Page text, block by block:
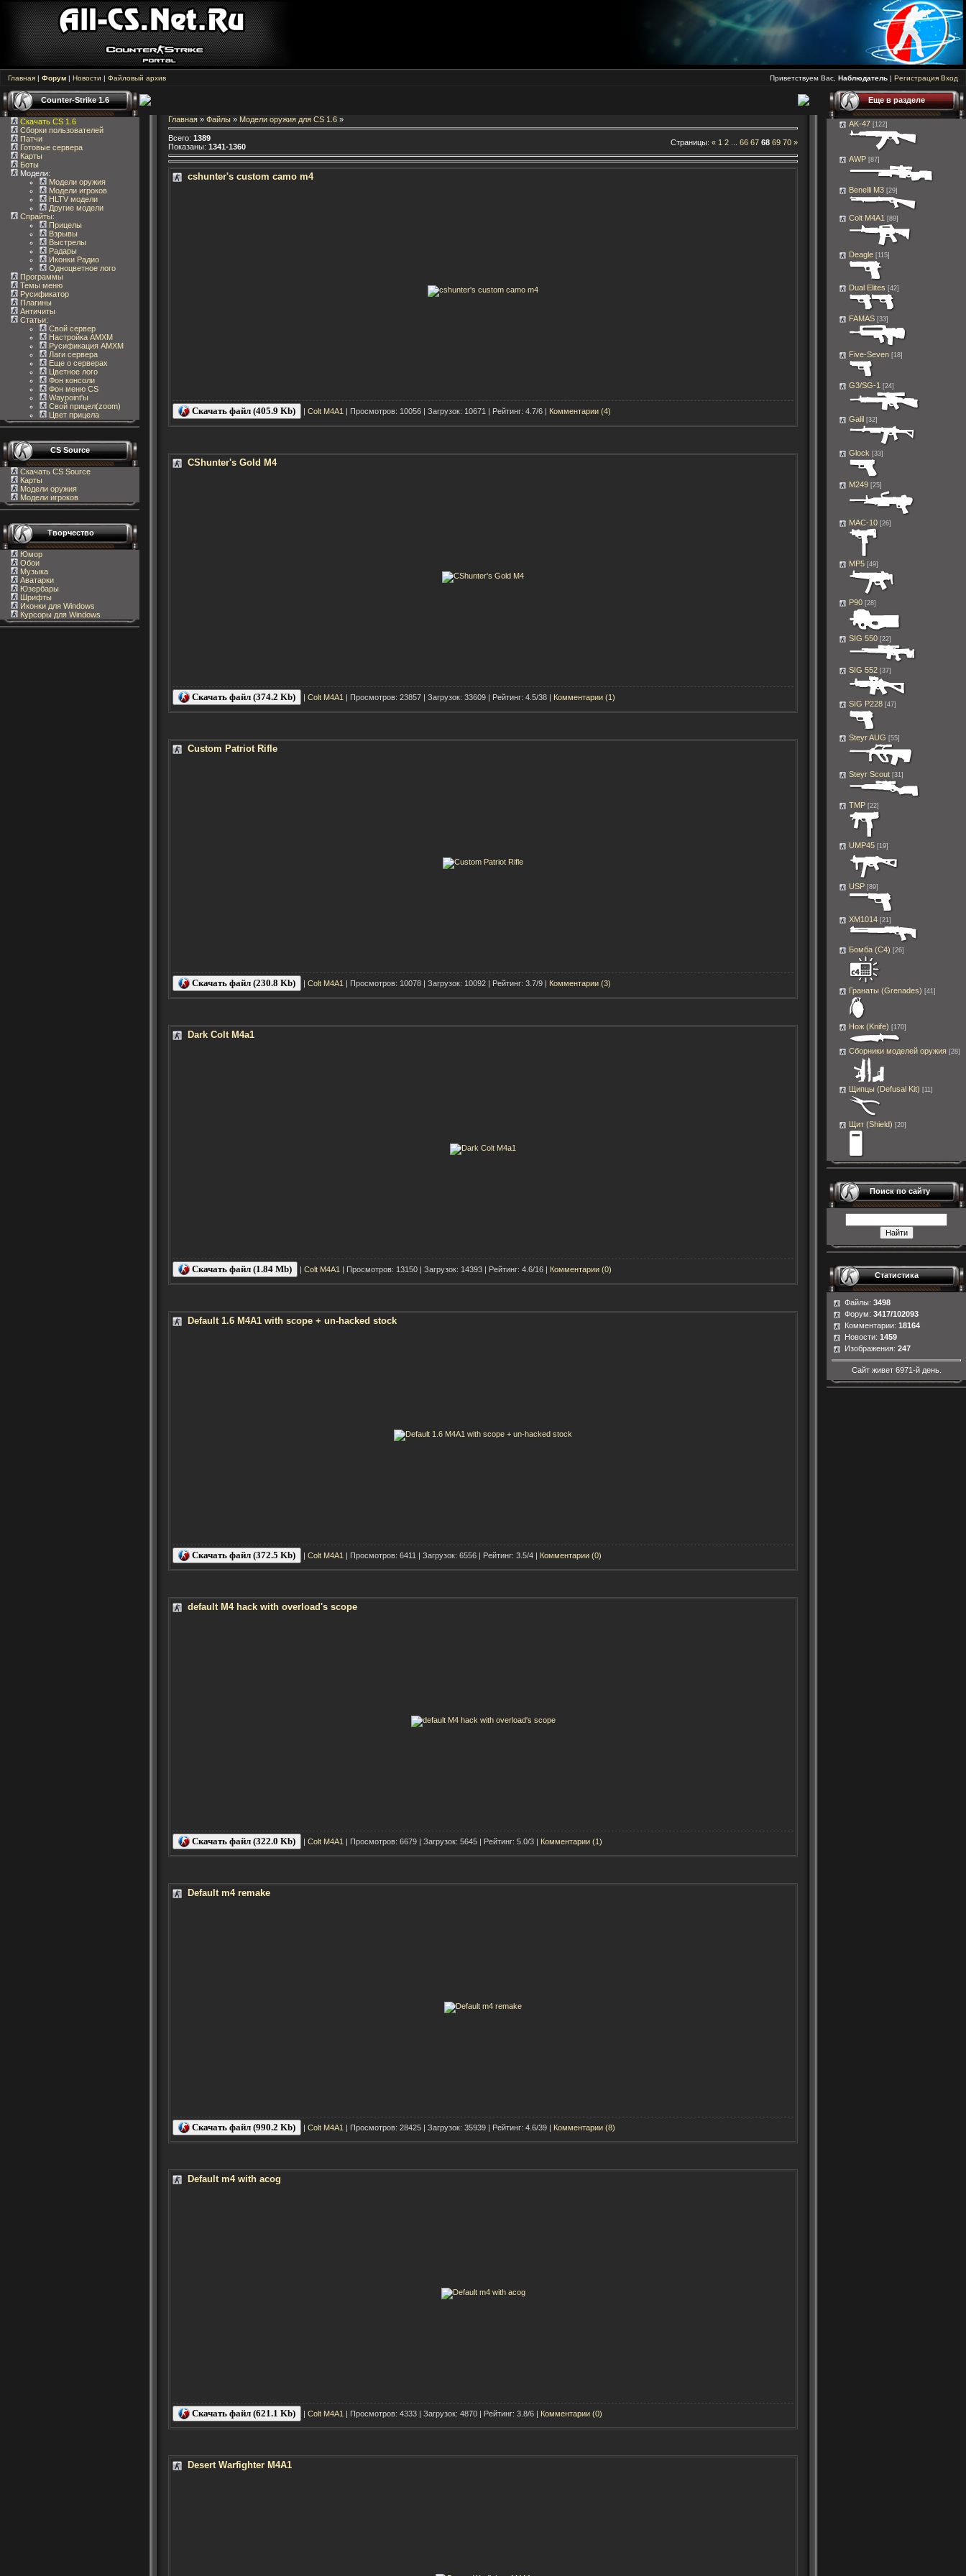
Главная | Форум | Новости | Файловый архив Приветствуем Вас, Наблюдатель | Регистрация Вход
Counter-Strike 1.6
Скачать CS 1.6
Сборки пользователей
Патчи
Готовые сервера
Карты
Боты
Модели:
Модели оружия
Модели игроков
HLTV модели
Другие модели
Спрайты:
Прицелы
Взрывы
Выстрелы
Радары
Иконки Радио
Одноцветное лого
Программы
Темы меню
Русификатор
Плагины
Античиты
Статьи:
Свой сервер
Настройка AMXM
Русификация AMXM
Лаги сервера
Еще о серверах
Цветное лого
Фон консоли
Фон меню CS
Waypoint'ы
Свой прицел(zoom)
Цвет прицела
CS Source
Скачать CS Source
Карты
Модели оружия
Модели игроков
Творчество
Юмор
Обои
Музыка
Аватарки
Юзербары
Шрифты
Иконки для Windows
Курсоры для Windows
Главная » Файлы » Модели оружия для CS 1.6 »
Всего: 1389
Показаны: 1341-1360 Страницы: « 1 2 66 67 68 69 70 »
cshunter's custom camo m4
Скачать файл (405.9 Kb) | Colt M4A1 | Просмотров: 10056 | Загрузок: 10671 | Рейтинг: 4.7/6 | Комментарии (4)
CShunter's Gold M4
Скачать файл (374.2 Kb) | Colt M4A1 | Просмотров: 23857 | Загрузок: 33609 | Рейтинг: 4.5/38 | Комментарии (1)
Custom Patriot Rifle
Скачать файл (230.8 Kb) | Colt M4A1 | Просмотров: 10078 | Загрузок: 10092 | Рейтинг: 3.7/9 | Комментарии (3)
Dark Colt M4a1
Скачать файл (1.84 Mb) | Colt M4A1 | Просмотров: 13150 | Загрузок: 14393 | Рейтинг: 4.6/16 | Комментарии (0)
Default 1.6 M4A1 with scope + un-hacked stock
Скачать файл (372.5 Kb) | Colt M4A1 | Просмотров: 6411 | Загрузок: 6556 | Рейтинг: 3.5/4 | Комментарии (0)
default M4 hack with overload's scope
Скачать файл (322.0 Kb) | Colt M4A1 | Просмотров: 6679 | Загрузок: 5645 | Рейтинг: 5.0/3 | Комментарии (1)
Default m4 remake
Скачать файл (990.2 Kb) | Colt M4A1 | Просмотров: 28425 | Загрузок: 35939 | Рейтинг: 4.6/39 | Комментарии (8)
Default m4 with acog
Скачать файл (621.1 Kb) | Colt M4A1 | Просмотров: 4333 | Загрузок: 4870 | Рейтинг: 3.8/6 | Комментарии (0)
Desert Warfighter M4A1
Еще в разделе
AK-47 [122]
AWP [87]
Benelli M3 [29]
Colt M4A1 [89]
Deagle [115]
Dual Elites [42]
FAMAS [33]
Five-Seven [18]
G3/SG-1 [24]
Galil [32]
Glock [33]
M249 [25]
MAC-10 [26]
MP5 [49]
P90 [28]
SIG 550 [22]
SIG 552 [37]
SIG P228 [47]
Steyr AUG [55]
Steyr Scout [31]
TMP [22]
UMP45 [19]
USP [89]
XM1014 [21]
Бомба (C4) [26]
Гранаты (Grenades) [41]
Нож (Knife) [170]
Сборники моделей оружия [28]
Щипцы (Defusal Kit) [11]
Щит (Shield) [20]
Поиск по сайту
Статистика
Файлы: 3498
Форум: 3417/102093
Комментарии: 18164
Новости: 1459
Изображения: 247
Сайт живет 6971-й день.